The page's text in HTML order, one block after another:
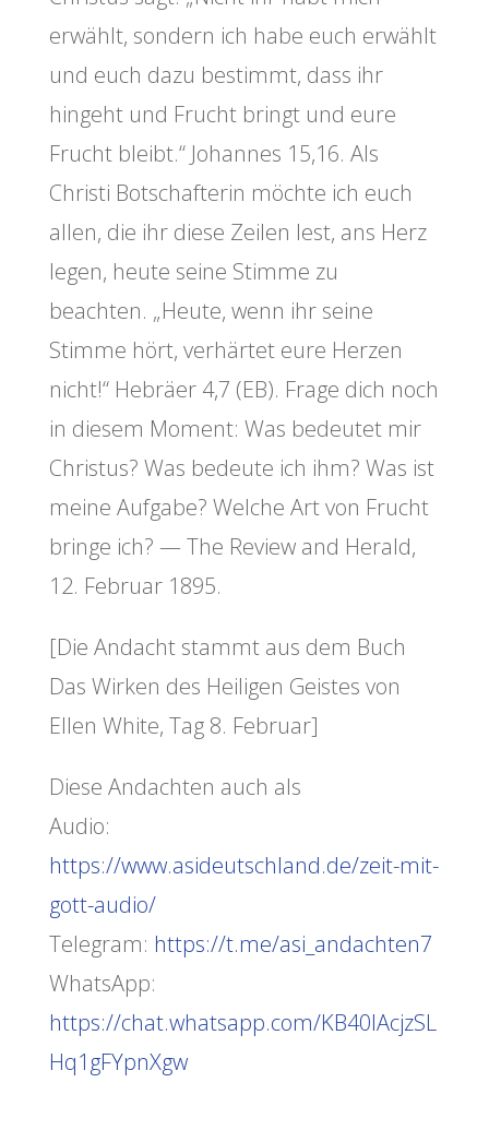
erwählt, sondern ich habe euch erwählt
und euch dazu bestimmt, dass ihr
hingeht und Frucht bringt und eure
Frucht bleibt.“ Johannes 15,16. Als
Christi Botschafterin möchte ich euch
allen, die ihr diese Zeilen lest, ans Herz
legen, heute seine Stimme zu
beachten. „Heute, wenn ihr seine
Stimme hört, verhärtet eure Herzen
nicht!“ Hebräer 4,7 (EB). Frage dich noch
in diesem Moment: Was bedeutet mir
Christus? Was bedeute ich ihm? Was ist
meine Aufgabe? Welche Art von Frucht
bringe ich? — The Review and Herald,
12. Februar 1895.
[Die Andacht stammt aus dem Buch
Das Wirken des Heiligen Geistes von
Ellen White, Tag 8. Februar]
Diese Andachten auch als
Audio:
https://www.asideutschland.de/zeit-mit-
gott-audio/
Telegram: https://t.me/asi_andachten7
WhatsApp:
https://chat.whatsapp.com/KB40lAcjzSL
Hq1gFYpnXgw